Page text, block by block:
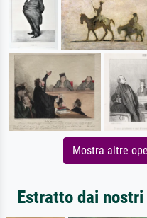
Mostra altre
Estratto dai